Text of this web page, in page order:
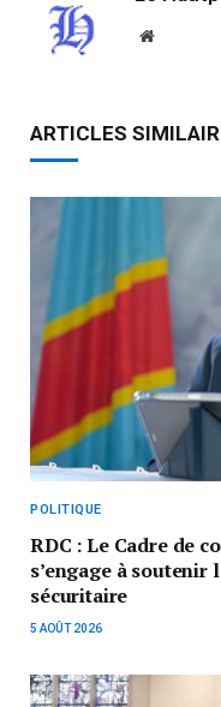
Website
ARTICLES
POLITIQUE
RDC : Le Cadre de
s’engage à
sécuritaire
5 AOÛT 2026